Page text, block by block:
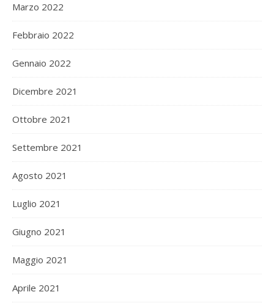
Marzo 2022
Febbraio 2022
Gennaio 2022
Dicembre 2021
Ottobre 2021
Settembre 2021
Agosto 2021
Luglio 2021
Giugno 2021
Maggio 2021
Aprile 2021